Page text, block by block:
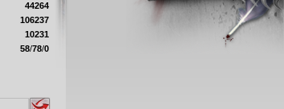
44264
106237
10231
58/78/0